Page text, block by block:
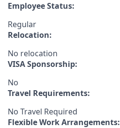
Employee Status:
Regular
Relocation:
No relocation
VISA Sponsorship:
No
Travel Requirements:
No Travel Required
Flexible Work Arrangements: